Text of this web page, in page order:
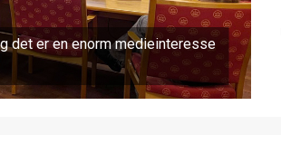
det er en enorm medieinteresse